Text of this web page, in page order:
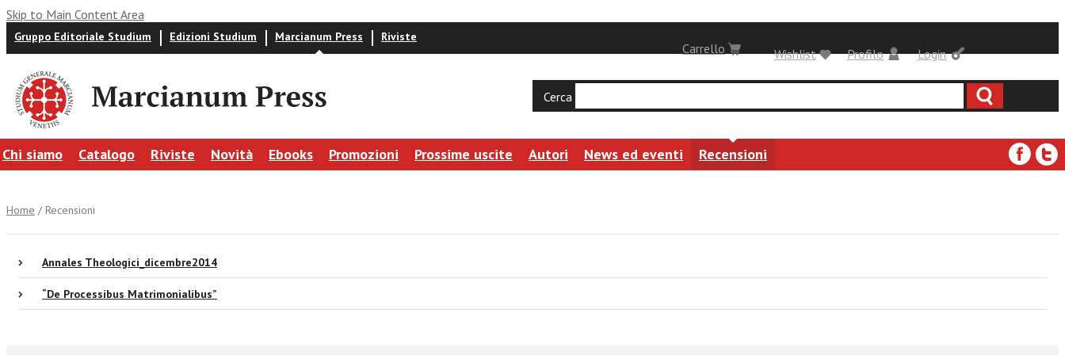
Skip to Main Content Area
Gruppo Editoriale Studium Edizioni Studium Marcianum Press Riviste
Login
Carrello Profilo
Wishlist
Cerca
Chi siamo Catalogo Riviste Novità Ebooks Promozioni Prossime uscite Autori News ed eventi Recensioni
Home / Recensioni
Annales Theologici_dicembre2014
“De Processibus Matrimonialibus”